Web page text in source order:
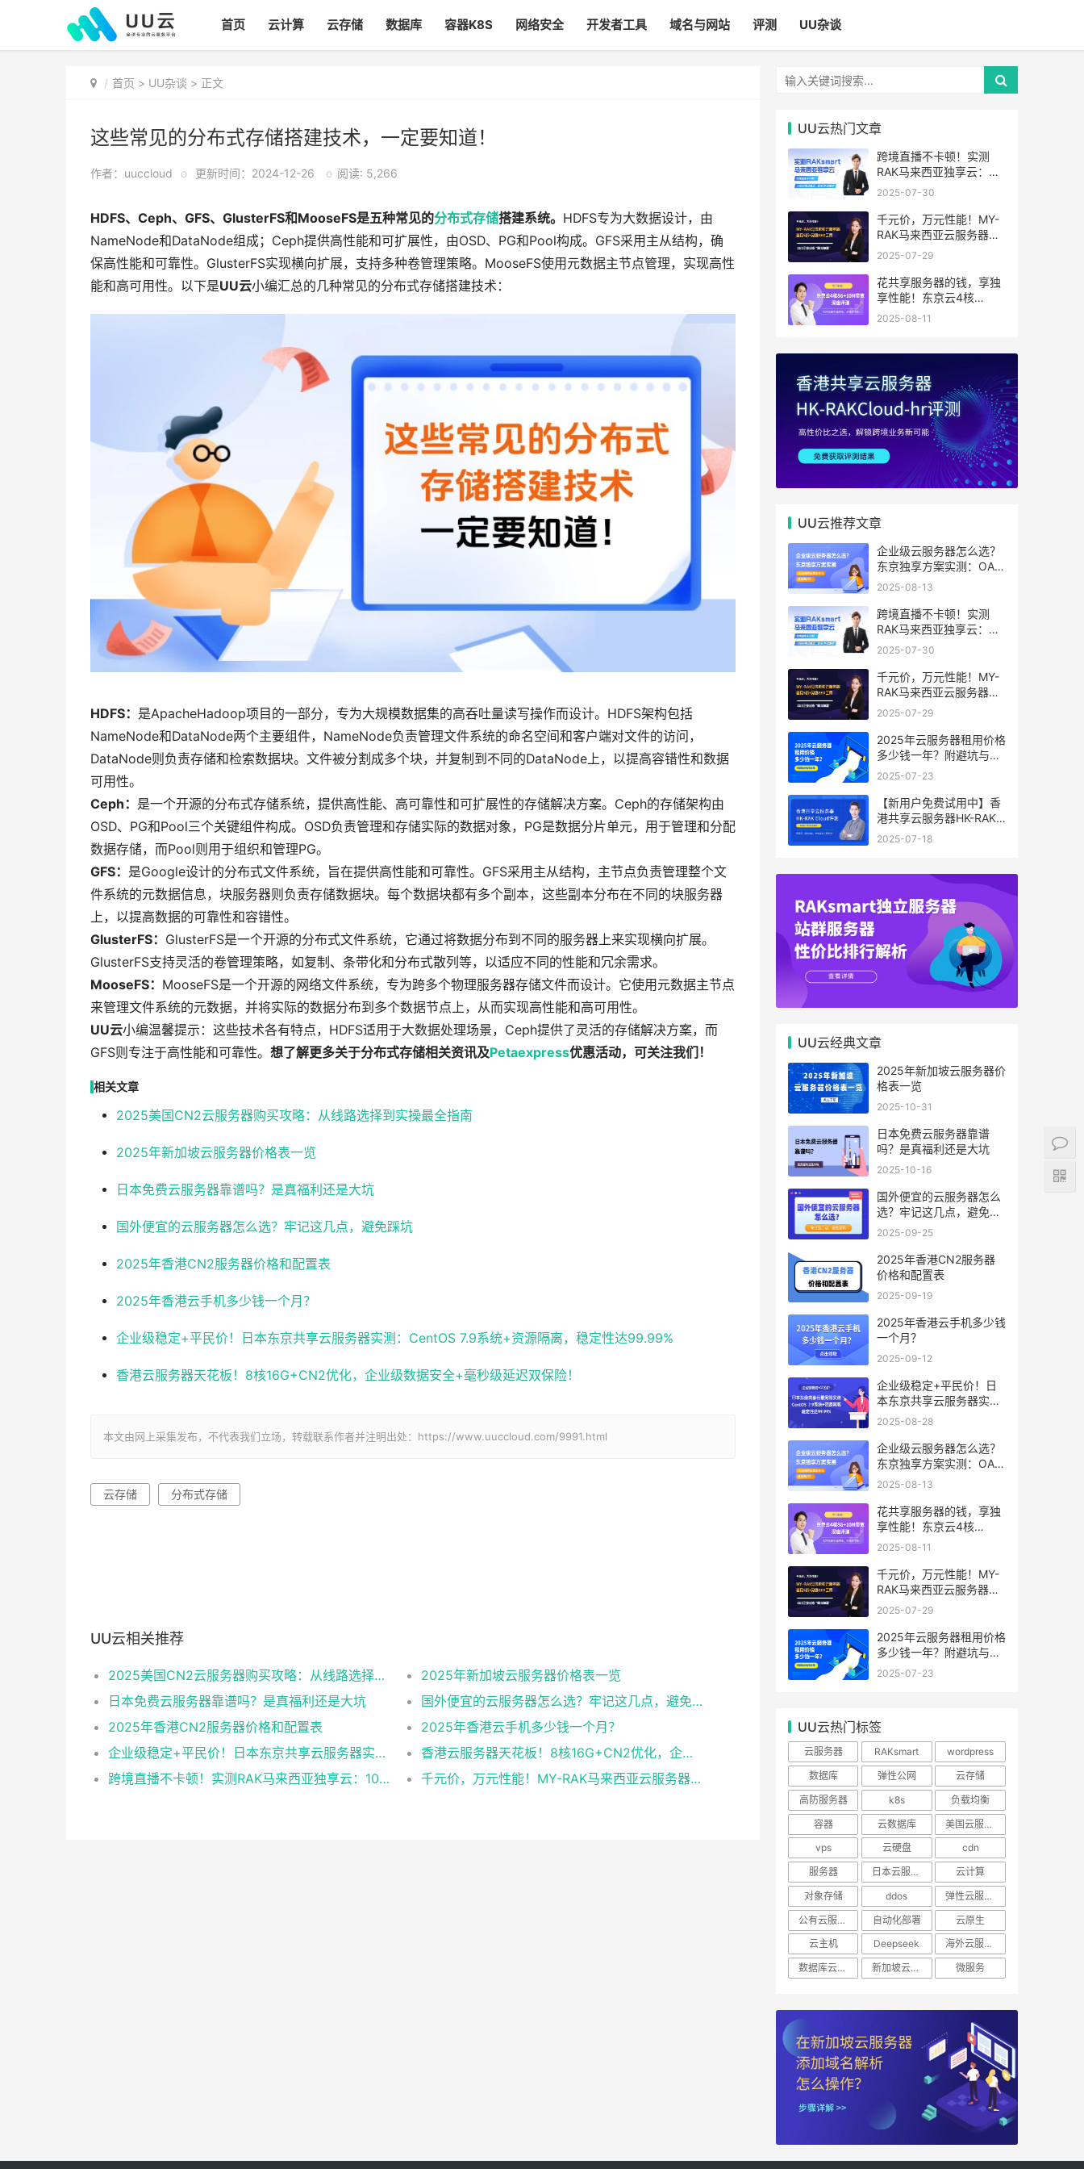
首页 云计算 云存储 数据库 容器K8S 网络安全 开发者工具 域名与网站 评测 UU杂谈
首页 > UU杂谈 > 正文
这些常见的分布式存储搭建技术，一定要知道！
作者：uuccloud o 更新时间：2024-12-26 o 阅读: 5,266
HDFS、Ceph、GFS、GlusterFS和MooseFS是五种常见的分布式存储搭建系统。 HDFS专为大数据设计，由
NameNode和DataNode组成；Ceph提供高性能和可扩展性，由OSD、PG和Pool构成。GFS采用主从结构，确
保高性能和可靠性。GlusterFS实现横向扩展，支持多种卷管理策略。MooseFS使用元数据主节点管理，实现高性
能和高可用性。以下是UU云小编汇总的几种常见的分布式存储搭建技术：
HDFS： 是ApacheHadoop项目的一部分，专为大规模数据集的高吞吐量读写操作而设计。HDFS架构包括
NameNode和DataNode两个主要组件，NameNode负责管理文件系统的命名空间和客户端对文件的访问，
DataNode则负责存储和检索数据块。文件被分割成多个块，并复制到不同的DataNode上，以提高容错性和数据
可用性。
Ceph： 是一个开源的分布式存储系统，提供高性能、高可靠性和可扩展性的存储解决方案。Ceph的存储架构由
OSD、PG和Pool三个关键组件构成。OSD负责管理和存储实际的数据对象，PG是数据分片单元，用于管理和分配
数据存储，而Pool则用于组织和管理PG。
GFS： 是Google设计的分布式文件系统，旨在提供高性能和可靠性。GFS采用主从结构，主节点负责管理整个文
件系统的元数据信息，块服务器则负责存储数据块。每个数据块都有多个副本，这些副本分布在不同的块服务器
上，以提高数据的可靠性和容错性。
GlusterFS： GlusterFS是一个开源的分布式文件系统，它通过将数据分布到不同的服务器上来实现横向扩展。
GlusterFS支持灵活的卷管理策略，如复制、条带化和分布式散列等，以适应不同的性能和冗余需求。
MooseFS： MooseFS是一个开源的网络文件系统，专为跨多个物理服务器存储文件而设计。它使用元数据主节点
来管理文件系统的元数据，并将实际的数据分布到多个数据节点上，从而实现高性能和高可用性。
UU云小编温馨提示：这些技术各有特点，HDFS适用于大数据处理场景，Ceph提供了灵活的存储解决方案，而
GFS则专注于高性能和可靠性。 想了解更多关于分布式存储相关资讯及Petaexpress优惠活动，可关注我们！
相关文章
2025美国CN2云服务器购买攻略：从线路选择到实操最全指南
2025年新加坡云服务器价格表一览
日本免费云服务器靠谱吗？是真福利还是大坑
国外便宜的云服务器怎么选？牢记这几点，避免踩坑
2025年香港CN2服务器价格和配置表
2025年香港云手机多少钱一个月？
企业级稳定+平民价！日本东京共享云服务器实测：CentOS 7.9系统+资源隔离，稳定性达99.99%
香港云服务器天花板！8核16G+CN2优化，企业级数据安全+毫秒级延迟双保险！
本文由网上采集发布，不代表我们立场，转载联系作者并注明出处：https://www.uuccloud.com/9991.html
云存储 分布式存储
UU云相关推荐
2025美国CN2云服务器购买攻略：从线路选择到实操最全指南
2025年新加坡云服务器价格表一览
日本免费云服务器靠谱吗？是真福利还是大坑
国外便宜的云服务器怎么选？牢记这几点，避免踩坑
2025年香港CN2服务器价格和配置表
2025年香港云手机多少钱一个月？
企业级稳定+平民价！日本东京共享云服务器实测：CentOS 7.9系统+资源隔离，稳定性达99.99%
香港云服务器天花板！8核16G+CN2优化，企业级数据安全+毫秒级延迟双保险！
跨境直播不卡顿！实测RAK马来西亚独享云：1080P推流稳定，首月6折优惠中
千元价，万元性能！MY-RAK马来西亚云服务器：首月5折+免费SEO工具，中小企业出海“降本神器”
UU云热门文章
跨境直播不卡顿！实测
RAK马来西亚独享云：
1080P推流稳定，首月6
2025-07-30
千元价，万元性能！MY-
RAK马来西亚云服务器：
首月5折+免费SEO工具，
2025-07-29
花共享服务器的钱，享独
享性能！东京云4核
8G+10M带宽降价来袭
2025-08-11
UU云推荐文章
企业级云服务器怎么选？
东京独享方案实测：OA系
统响应提速40%，成本降
2025-08-13
跨境直播不卡顿！实测
RAK马来西亚独享云：
1080P推流稳定，首月6
2025-07-30
千元价，万元性能！MY-
RAK马来西亚云服务器：
首月5折+免费SEO工具，
2025-07-29
2025年云服务器租用价格
多少钱一年？附避坑与省
钱攻略
2025-07-23
【新用户免费试用中】香
港共享云服务器HK-RAK
Cloud评测：低延迟、高
2025-07-18
UU云经典文章
2025年新加坡云服务器价
格表一览
2025-10-31
日本免费云服务器靠谱
吗？是真福利还是大坑
2025-10-16
国外便宜的云服务器怎么
选？牢记这几点，避免踩
坑
2025-09-25
2025年香港CN2服务器
价格和配置表
2025-09-19
2025年香港云手机多少钱
一个月？
2025-09-12
企业级稳定+平民价！日
本东京共享云服务器实
测：CentOS 7.9系统+资
99.99%
2025-08-28
企业级云服务器怎么选？
东京独享方案实测：OA系
统响应提速40%，成本降
2025-08-13
花共享服务器的钱，享独
享性能！东京云4核
8G+10M带宽降价来袭
2025-08-11
千元价，万元性能！MY-
RAK马来西亚云服务器：
首月5折+免费SEO工具，
2025-07-29
2025年云服务器租用价格
多少钱一年？附避坑与省
钱攻略
2025-07-23
UU云热门标签
云服务器 RAKsmart
wordpress
数据库
弹性公网
云存储
高防服务器
k8s
负载均衡
容器
云数据库
美国云服务器
vps
云硬盘
cdn
服务器
日本云服务器
云计算
对象存储
ddos
弹性云服务器
公有云服务器
自动化部署
云原生
云主机
Deepseek
海外云服务器
数据库云托管
新加坡云服务器 微服务